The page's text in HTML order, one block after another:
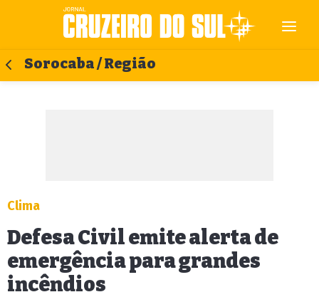
Sorocaba / Região
Clima
Defesa Civil emite alerta de
emergência para grandes
incêndios